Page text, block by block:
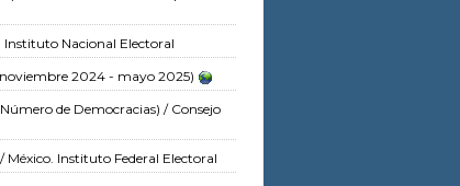
Instituto Nacional Electoral
2024 - mayo 2025)
de Democracias) / Consejo
México. Instituto Federal Electoral